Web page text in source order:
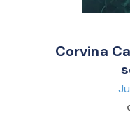
Corvina